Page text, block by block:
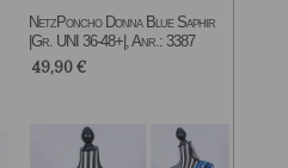
NetzPoncho Donna Blue Saphir
|Gr. UNI 36-48+|, Anr.: 3387
49,90€